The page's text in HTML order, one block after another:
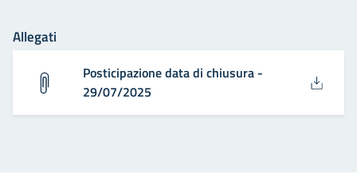
Allegati
Posticipazione data di chiusura -
29/07/2025